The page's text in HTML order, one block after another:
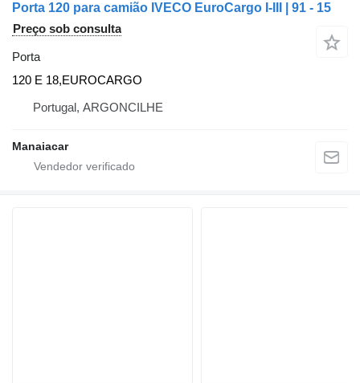
Porta 120 para camião IVECO EuroCargo I-III | 91 - 15
Preço sob consulta
Porta
120 E 18,EUROCARGO
Portugal, ARGONCILHE
Manaiacar